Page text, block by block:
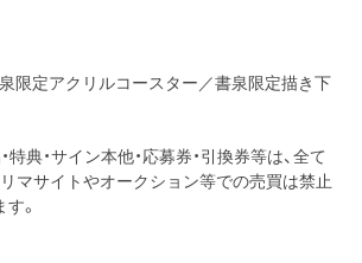
限定アクリルコースター／書泉限定描き下
典・サイン本他・応募券・引換券等は、全て
マサイトやオークション等での売買は禁止
。